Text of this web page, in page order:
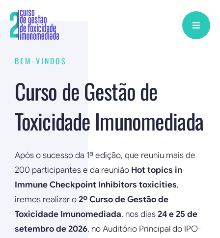
content
BEM-VINDOS
Curso de Gestão de
Toxicidade Imunomediada
Após o sucesso da 1ª edição, que reuniu mais de
200 participantes e da reunião Hot topics in
Immune Checkpoint Inhibitors toxicities,
iremos realizar o2º Curso de Gestão de
Toxicidade Imunomediada, nos dias24 e 25 de
setembro de 2026, no Auditório Principal do IPO-